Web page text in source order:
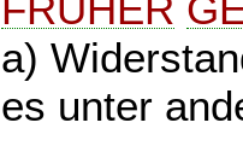
a)
es unter